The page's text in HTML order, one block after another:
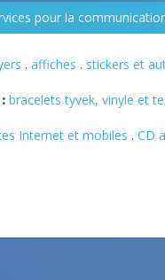
pour la
. affiches . stickers et
bracelets tyvek, vinyle et
Internet et mobiles . CD